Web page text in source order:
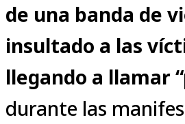
de una banda de
insultado a las
llegando a llamar
durante las